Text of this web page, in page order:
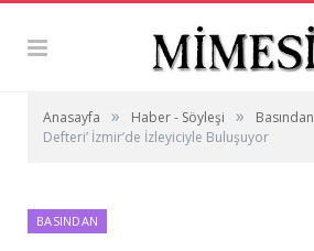
Anasayfa » Haber - Söyleşi » Basından
Defteri’ İzmir’de İzleyiciyle Buluşuyor
BASINDAN